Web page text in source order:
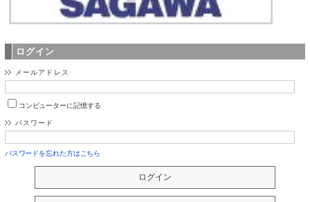
ログイン
メールアドレス
コンピューターに記憶する
パスワード
パスワードを忘れた方はこちら